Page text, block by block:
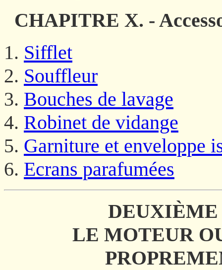
CHAPITRE X. -
Sifflet
Souffleur
Bouches de lavage
Robinet de vidange
Garniture et enveloppe
Ecrans parafumées
DEUXIÈME
LE MOTEUR